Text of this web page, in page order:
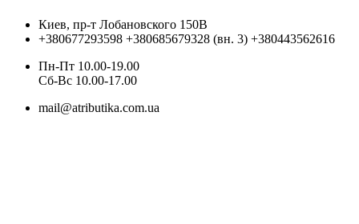
Киев, пр-т Лобановского 150В
+380677293598 +380685679328 (вн. 3) +380443562616
Пн-Пт 10.00-19.00
Cб-Вс 10.00-17.00
mail@atributika.com.ua